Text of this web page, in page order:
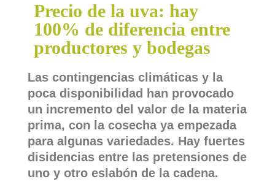
Precio de la uva: hay
100% de diferencia entre
productores y bodegas
Las contingencias climáticas y la
poca disponibilidad han provocado
un incremento del valor de la materia
prima, con la cosecha ya empezada
para algunas variedades. Hay fuertes
disidencias entre las pretensiones de
uno y otro eslabón de la cadena.